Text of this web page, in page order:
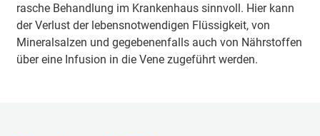
rasche Behandlung im Krankenhaus sinnvoll. Hier kann
der Verlust der lebensnotwendigen Flüssigkeit, von
Mineralsalzen und gegebenenfalls auch von Nährstoffen
über eine Infusion in die Vene zugeführt werden.